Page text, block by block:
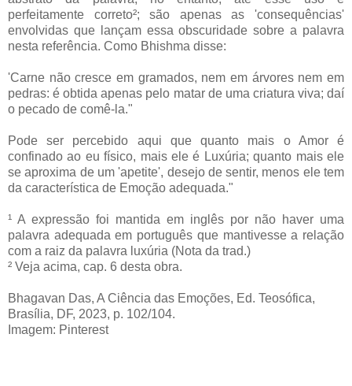
perfeitamente correto²; são apenas as 'consequências'
envolvidas que lançam essa obscuridade sobre a palavra
nesta referência. Como Bhishma disse:
'Carne não cresce em gramados, nem em árvores nem em
pedras: é obtida apenas pelo matar de uma criatura viva; daí
o pecado de comê-la."
Pode ser percebido aqui que quanto mais o Amor é
confinado ao eu físico, mais ele é Luxúria; quanto mais ele
se aproxima de um 'apetite', desejo de sentir, menos ele tem
da característica de Emoção adequada."
¹ A expressão foi mantida em inglês por não haver uma
palavra adequada em português que mantivesse a relação
com a raiz da palavra luxúria (Nota da trad.)
² Veja acima, cap. 6 desta obra.
Bhagavan Das, A Ciência das Emoções, Ed. Teosófica,
Brasília, DF, 2023, p. 102/104.
Imagem: Pinterest